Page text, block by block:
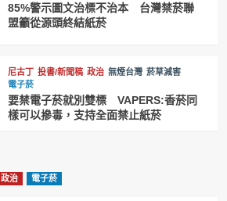
85%警示圖文治標不治本 台灣禁菸聯
盟籲從源頭終結紙菸
尼古丁 投書/新聞稿 政治 無煙台灣 菸草減害
電子菸
要禁電子菸就別雙標 VAPERS:香菸同
樣可以摻毒，支持全面禁止紙菸
菸草減害 電子菸
台灣禁菸聯盟籲效仿英國推動無煙世代
政治 電子菸